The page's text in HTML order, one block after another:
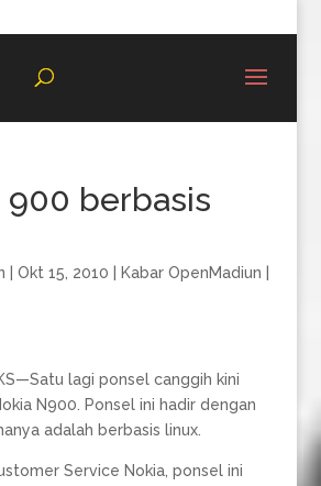
900 berbasis
Okt 15, 2010 Kabar OpenMadiun
lagi ponsel canggih kini
N900. Ponsel ini hadir dengan
adalah berbasis linux.
Service Nokia, ponsel ini